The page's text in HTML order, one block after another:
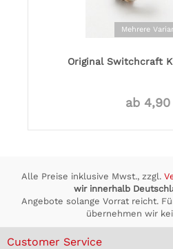
Mehrere
Original Switchcraft
ab
Alle Preise inklusive Mwst., zzgl.
wir innerhalb
Angebote solange Vorrat reicht.
übernehmen wir
Customer Service